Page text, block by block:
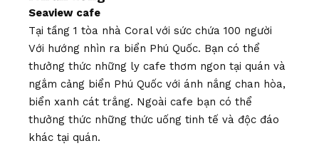
Seaview cafe
Tại tầng 1 tòa nhà Coral với sức chứa 100 người
Với hướng nhìn ra biển Phú Quốc. Bạn có thể
thưởng thức những ly cafe thơm ngon tại quán và
ngắm cảng biển Phú Quốc với ánh nắng chan hòa,
biển xanh cát trắng. Ngoài cafe bạn có thể
thưởng thức những thức uống tinh tế và độc đáo
khác tại quán.